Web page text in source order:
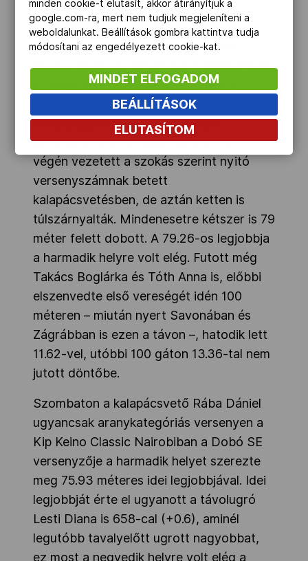
közül, és közülük is a legjobban
egyértelműen Kozák Luca szerepelt, aki
megnyerte a 100 méteres gátfutást.
Kiváló, 12.83-as idővel nyert ellenszélben,
a fináléban a legrosszabbul rajtolva.
Sokáig úgy tűnt, Halász Bence is
győzelmet arat, a negyedik sorozat
végén vezetett a szokás szerint nyitó
versenyszámnak betett
kalapácsvetésben, de aztán ketten is
túlszárnyalták. Mindenesetre kétszer is 79
méter felett dobott. A 79.26-os legjobbja
a harmadik helyre volt elég. Futott még
Takács Boglárka és Tóth Anna is, előbbi
elszenvedte első vereségét idén 100
méteren – miután nyert Savonában és
Zágrábban is ezen a távon –, hatodik lett
11.62-vel, utóbbi 100 gáton 13.36-tal nem
jutott döntőbe.
Szombaton a kalapácsvető Rába Dániel
ugyancsak aranykategóriás versenyen a
Kip Keino Classic Nairobiban a Dobó SE
versenyzője a harmadik helyet szerezte
meg 75.93 méteres idei legjobbjával. Idei
legjobbját érte el ugyanott a távolugró
Lesti Diana is 658-cal (+0.6), aminél
legutóbb tavalyelőtt ugrott nagyobbat,
ez most a negyedik helyre volt elég a
minden cookie-t elutasít, akkor átirányítjuk a
google.com-ra, mert nem tudjuk megjeleníteni a
weboldalunkat. Beállítások gombra kattintva tudja
módosítani az engedélyezett cookie-kat.
MINDET ELFOGADOM
BEÁLLÍTÁSOK
ELUTASÍTOM